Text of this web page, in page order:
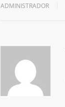
ADMINISTRADOR